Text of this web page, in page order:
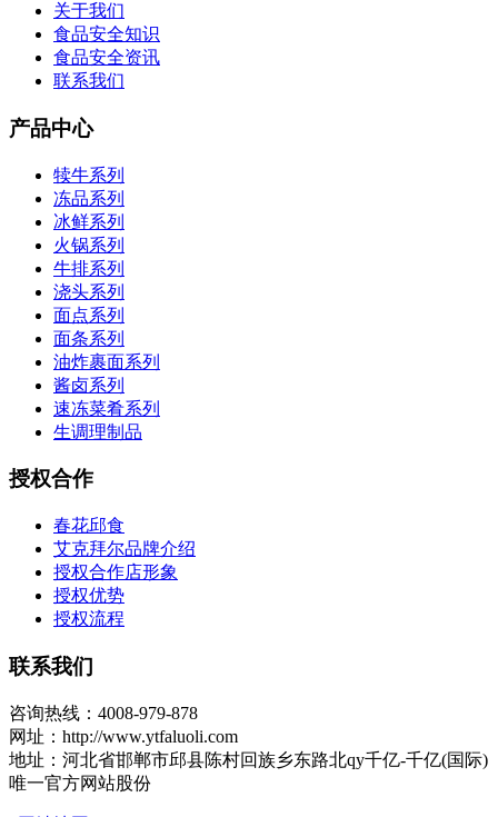
关于我们
食品安全知识
食品安全资讯
联系我们
产品中心
犊牛系列
冻品系列
冰鲜系列
火锅系列
牛排系列
浇头系列
面点系列
面条系列
油炸裹面系列
酱卤系列
速冻菜肴系列
生调理制品
授权合作
春花邱食
艾克拜尔品牌介绍
授权合作店形象
授权优势
授权流程
联系我们
咨询热线：4008-979-878
网址：http://www.ytfaluoli.com
地址：河北省邯郸市邱县陈村回族乡东路北qy千亿-千亿(国际)
唯一官方网站股份